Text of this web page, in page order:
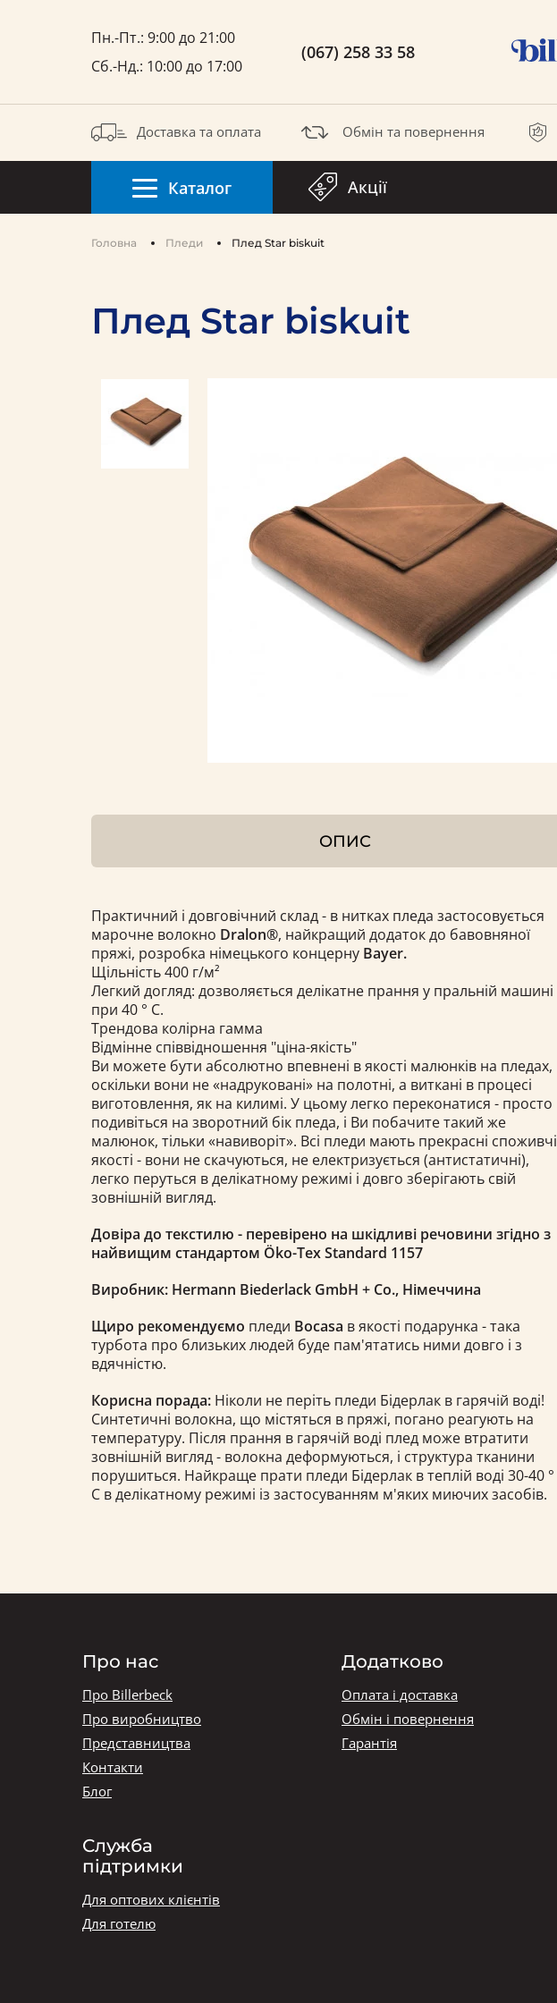
Пн.-Пт.: 9:00 до 21:00
Сб.-Нд.: 10:00 до 17:00
(067) 258 33 58
Доставка та оплата Обмін та повернення
Каталог Акції
Головна Пледи Плед Star biskuit
Плед Star biskuit
ОПИС
Практичний і довговічний склад - в нитках пледа застосовується
марочне волокно Dralon®, найкращий додаток до бавовняної
пряжі, розробка німецького концерну Bayer.
Щільність 400 г/м²
Легкий догляд: дозволяється делікатне прання у пральній машині
при 40 ° С.
Трендова колірна гамма
Відмінне співвідношення "ціна-якість"
Ви можете бути абсолютно впевнені в якості малюнків на пледах,
оскільки вони не «надруковані» на полотні, а виткані в процесі
виготовлення, як на килимі. У цьому легко переконатися - просто
подивіться на зворотний бік пледа, і Ви побачите такий же
малюнок, тільки «навиворіт». Всі пледи мають прекрасні споживчі
якості - вони не скачуються, не електризується (антистатичні),
легко перуться в делікатному режимі і довго зберігають свій
зовнішній вигляд.
Довіра до текстилю - перевірено на шкідливі речовини згідно з
найвищим стандартом Öko-Tex Standard 1157
Виробник: Hermann Biederlack GmbH + Co., Німеччина
Щиро рекомендуємо пледи Bocasa в якості подарунка - така
турбота про близьких людей буде пам'ятатись ними довго і з
вдячністю.
Корисна порада: Ніколи не періть пледи Бідерлак в гарячій воді!
Синтетичні волокна, що містяться в пряжі, погано реагують на
температуру. Після прання в гарячій воді плед може втратити
зовнішній вигляд - волокна деформуються, і структура тканини
порушиться. Найкраще прати пледи Бідерлак в теплій воді 30-40 °
С в делікатному режимі із застосуванням м'яких миючих засобів.
Про нас
Про Billerbeck
Про виробництво
Представництва
Контакти
Блог
Служба
підтримки
Для оптових клієнтів
Для готелю
Додатково
Оплата і доставка
Обмін і повернення
Гарантія